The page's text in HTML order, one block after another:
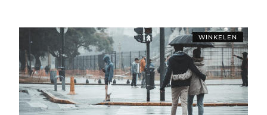
WINKELEN